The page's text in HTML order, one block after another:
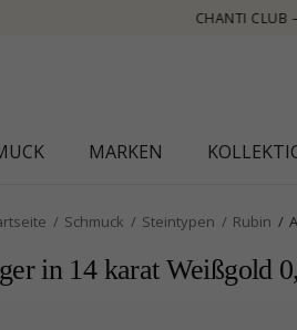
KLICKEN SIE HIER
MARKEN
Schmuck Steintypen Rubin
in 14 karat Weißgold